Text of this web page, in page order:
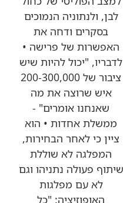
לבן, ולנתוניה הנמוכים
בסקרים ודחה את
האפשרות של פרישה •
לדבריו, "יכול להיות שיש
ציבור של 200-300,000
איש שרוצה את מה
שאנחנו אומרים" -
ממשלת אחדות • הוא
ציין כי לאחר הבחירות,
המפלגה לא שוללת
שיתוף פעולה נתניהו וגם
לא עם מפלגות
האופוזיציה: "כל